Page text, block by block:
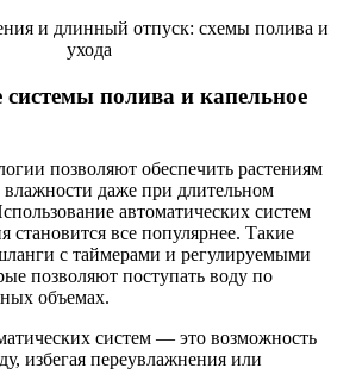
системы полива и капельное
позволяют обеспечить растениям
даже при длительном
автоматических систем
становится все популярнее. Такие
с таймерами и регулируемыми
позволяют поступать воду по
объемах.
систем — это возможность
избегая переувлажнения или